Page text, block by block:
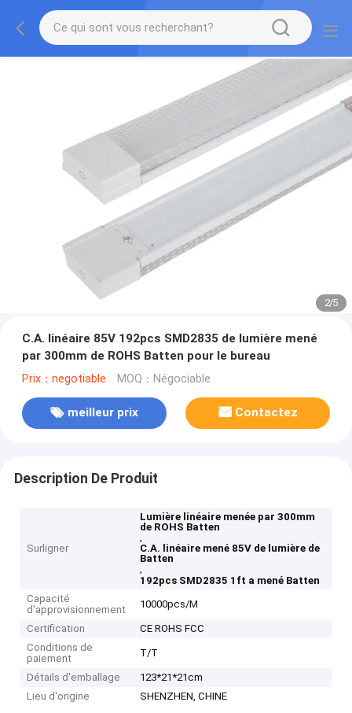
2/5
C.A. linéaire 85V 192pcs SMD2835 de lumière mené
par 300mm de ROHS Batten pour le bureau
Prix：negotiable MOQ：Négociable
meilleur prix Contactez
Description De Produit
Surligner
Lumière linéaire menée par 300mm
de ROHS Batten
,
C.A. linéaire mené 85V de lumière de
Batten
,
192pcs SMD2835 1ft a mené Batten
Capacité
d'approvisionnement
10000pcs/M
Certification
CE ROHS FCC
Conditions de
paiement
T/T
Détails d'emballage
123*21*21cm
Lieu d'origine
SHENZHEN, CHINE